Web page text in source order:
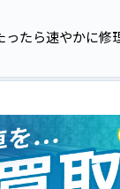
ったら速やかに修